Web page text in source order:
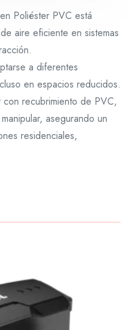
Poliéster PVC está
aire eficiente en sistemas
a diferentes
en espacios reducidos.
recubrimiento de PVC,
asegurando un
residenciales,